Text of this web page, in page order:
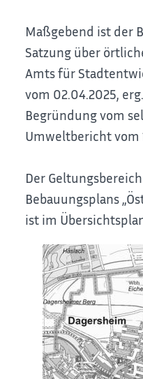
Maßgebend ist der
Satzung über
Amts für
vom 02.04.2025,
Begründung vom
Umweltbericht vom
Der
Bebauungsplans
ist im